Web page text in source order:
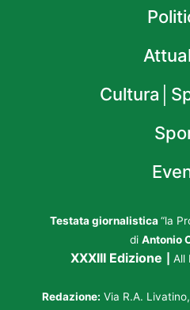
Testata giornalistica “la
di Antonio
XXXIII Edizione All
Redazione: Via R.A.